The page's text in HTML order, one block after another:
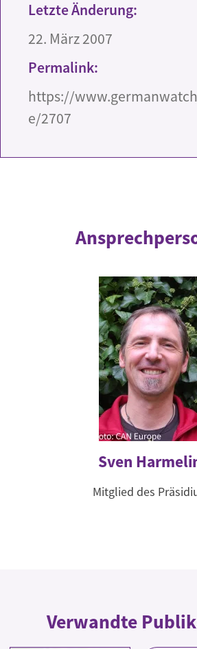
Letzte Änderung:
22. März 2007
Permalink:
https://
e/2707
Sven
Mitglied des
Verwandte